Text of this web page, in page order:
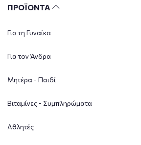
ΠΡΟΪΟΝΤΑ
Για τη Γυναίκα
Για τον Άνδρα
Μητέρα - Παιδί
Βιταμίνες - Συμπληρώματα
Αθλητές